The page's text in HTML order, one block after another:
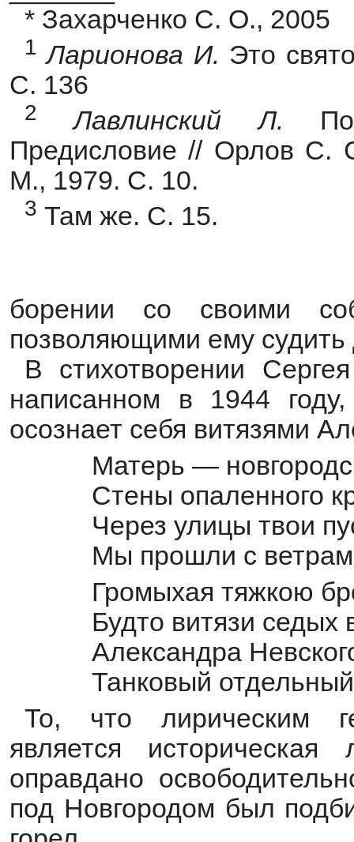
* Захарченко С. О., 2005
1 Ларионова И. Это
С. 136
2 Лавлинский Л.
Предисловие // Орлов С.
М., 1979. С. 10.
3 Там же. С. 15.
борении со своими
позволяющими ему судить
В стихотворении
написанном в 1944
осознает себя витязями
Матерь —
Стены опаленного
Через улицы твои
Мы прошли с
Громыхая тяжкою
Будто витязи седых
Александра
Танковый
То, что лирическим
является историческая
оправдано
под Новгородом был